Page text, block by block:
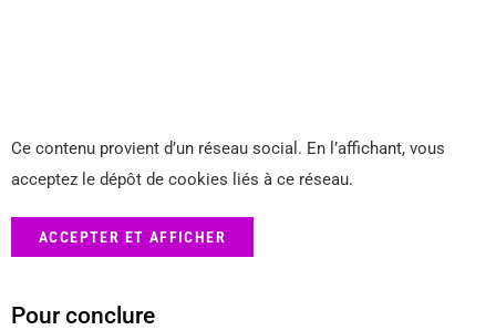
Ce contenu provient d’un réseau social. En l’affichant, vous
acceptez le dépôt de cookies liés à ce réseau.
ACCEPTER ET AFFICHER
Pour conclure